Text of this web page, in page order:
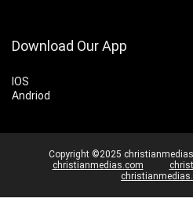
Download Our App
IOS
Andriod
Copyright ©2025
christianmedias.com